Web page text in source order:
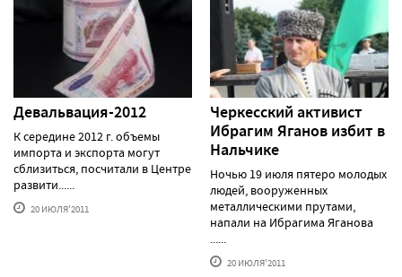
Девальвация-2012
К середине 2012 г. объемы
импорта и экспорта могут
сблизиться, посчитали в Центре
развити......
20 ИЮЛЯ'2011
Черкесский активист
Ибрагим Яганов избит в
Нальчике
Ночью 19 июля пятеро молодых
людей, вооруженных
металлическими прутами,
напали на Ибрагима Яганова
......
20 ИЮЛЯ'2011